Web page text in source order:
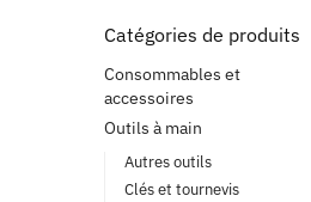
Catégories de produits
Consommables et
accessoires
Outils à main
Autres outils
Clés et tournevis